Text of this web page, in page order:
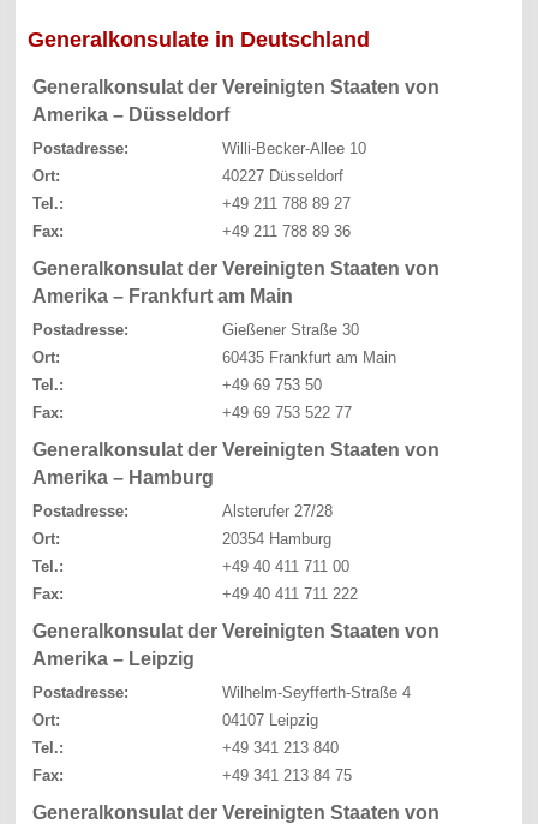
Generalkonsulate in Deutschland
Generalkonsulat der Vereinigten Staaten von
Amerika – Düsseldorf
Postadresse:
Willi-Becker-Allee 10
Ort:
40227 Düsseldorf
Tel.:
+49 211 788 89 27
Fax:
+49 211 788 89 36
Generalkonsulat der Vereinigten Staaten von
Amerika – Frankfurt am Main
Postadresse:
Gießener Straße 30
Ort:
60435 Frankfurt am Main
Tel.:
+49 69 753 50
Fax:
+49 69 753 522 77
Generalkonsulat der Vereinigten Staaten von
Amerika – Hamburg
Postadresse:
Alsterufer 27/28
Ort:
20354 Hamburg
Tel.:
+49 40 411 711 00
Fax:
+49 40 411 711 222
Generalkonsulat der Vereinigten Staaten von
Amerika – Leipzig
Postadresse:
Wilhelm-Seyfferth-Straße 4
Ort:
04107 Leipzig
Tel.:
+49 341 213 840
Fax:
+49 341 213 84 75
Generalkonsulat der Vereinigten Staaten von